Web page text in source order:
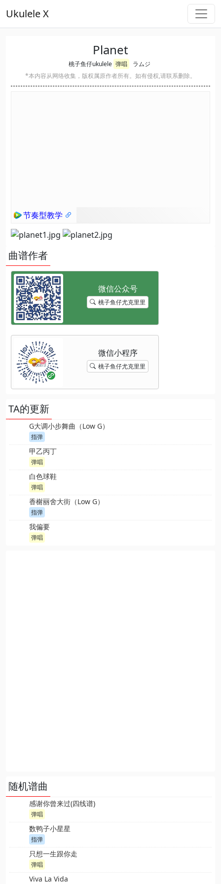
Ukulele X
Planet
桃子鱼仔ukulele 弹唱
ラムジ
*本内容从网络收集，版权属原作者所有。如有侵权,请联系删除。
节奏型教学
曲谱作者
桃子鱼仔尤克里里
桃子鱼仔尤克里里
TA的更新
G大调小步舞曲（Low G）
指弹
甲乙丙丁
弹唱
白色球鞋
弹唱
香榭丽舍大街（Low G）
指弹
我偏要
弹唱
随机谱曲
感谢你曾来过(四线谱)
弹唱
数鸭子小星星
指弹
只想一生跟你走
弹唱
Viva La Vida